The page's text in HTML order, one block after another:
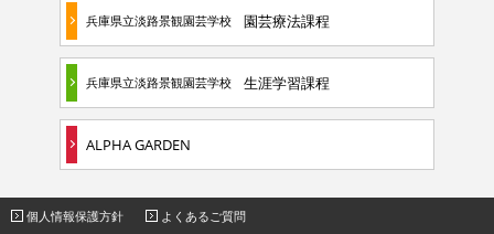
兵庫県立淡路景観園芸学校 園芸療法課程
兵庫県立淡路景観園芸学校 生涯学習課程
ALPHA GARDEN
個人情報保護方針 よくあるご質問